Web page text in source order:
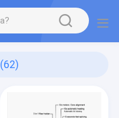
(62)